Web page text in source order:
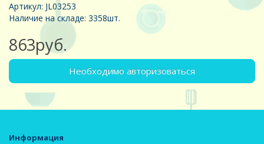
Артикул: JL03253
Наличие на складе: 3358шт.
863руб.
Необходимо авторизоваться
Информация